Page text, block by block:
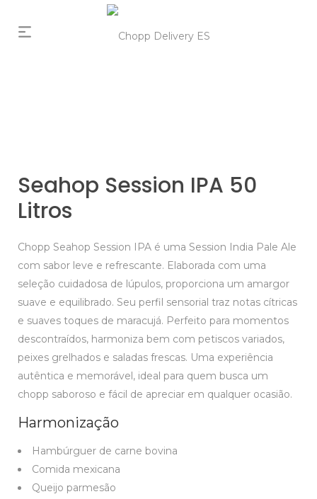
Seahop Session IPA 50
Litros
Chopp Seahop Session IPA é uma Session India Pale Ale
com sabor leve e refrescante. Elaborada com uma
seleção cuidadosa de lúpulos, proporciona um amargor
suave e equilibrado. Seu perfil sensorial traz notas cítricas
e suaves toques de maracujá. Perfeito para momentos
descontraídos, harmoniza bem com petiscos variados,
peixes grelhados e saladas frescas. Uma experiência
autêntica e memorável, ideal para quem busca um
chopp saboroso e fácil de apreciar em qualquer ocasião.
Harmonização
Hambúrguer de carne bovina
Comida mexicana
Queijo parmesão